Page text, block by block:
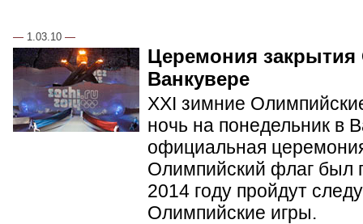
— 1.03.10 —
Церемония
Ванкувере
XXI зимние
ночь на понедельник в
официальная
Олимпийский флаг был
2014 году пройдут
Олимпийские игры.